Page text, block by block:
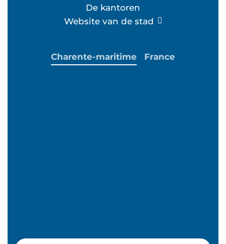
De kantoren
Website van de stad
Charente-maritime France